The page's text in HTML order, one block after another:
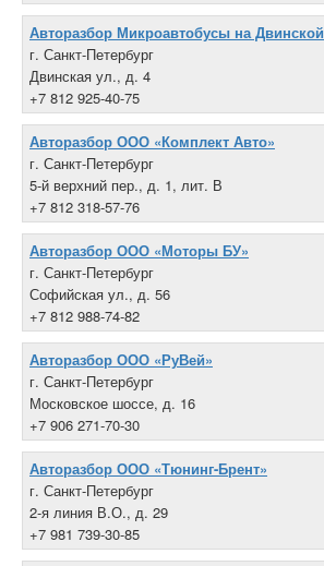
Авторазбор Микроавтобусы на Двинской
г. Санкт-Петербург
Двинская ул., д. 4
+7 812 925-40-75
Авторазбор ООО «Комплект Авто»
г. Санкт-Петербург
5-й верхний пер., д. 1, лит. В
+7 812 318-57-76
Авторазбор ООО «Моторы БУ»
г. Санкт-Петербург
Софийская ул., д. 56
+7 812 988-74-82
Авторазбор ООО «РуВей»
г. Санкт-Петербург
Московское шоссе, д. 16
+7 906 271-70-30
Авторазбор ООО «Тюнинг-Брент»
г. Санкт-Петербург
2-я линия В.О., д. 29
+7 981 739-30-85